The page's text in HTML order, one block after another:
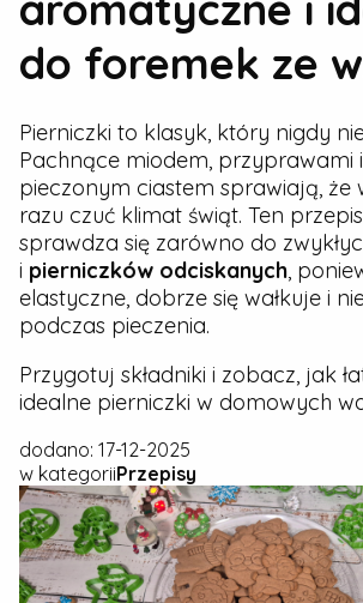
do foremek ze
Pierniczki to klasyk, który nigdy
Pachnące miodem, przyprawami
pieczonym ciastem sprawiają, że
razu czuć klimat świąt. Ten
sprawdza się zarówno do
i pierniczków odciskanych,
elastyczne, dobrze się wałkuje i
podczas pieczenia.
Przygotuj składniki i zobacz, jak
idealne pierniczki w domowych
dodano: 17-12-2025
w kategoriiPrzepisy